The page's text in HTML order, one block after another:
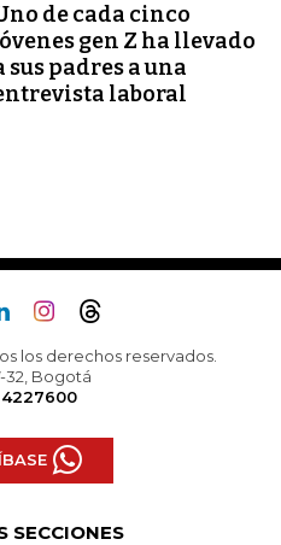
de cada cinco
gen Z ha llevado
sus padres a una
laboral
los derechos reservados.
32, Bogotá
4227600
SECCIONES